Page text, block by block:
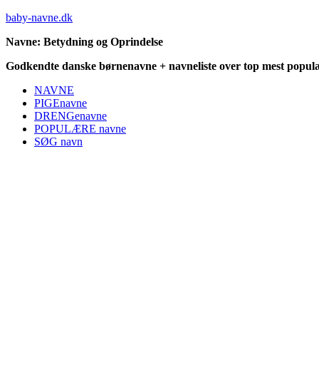
baby-navne.dk
Navne: Betydning og Oprindelse
Godkendte danske børnenavne + navneliste over top mest
NAVNE
PIGEnavne
DRENGenavne
POPULÆRE navne
SØG navn